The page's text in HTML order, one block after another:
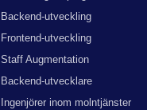
Backend-utveckling
Frontend-utveckling
Staff Augmentation
Backend-utvecklare
Ingenjörer inom molntjänster